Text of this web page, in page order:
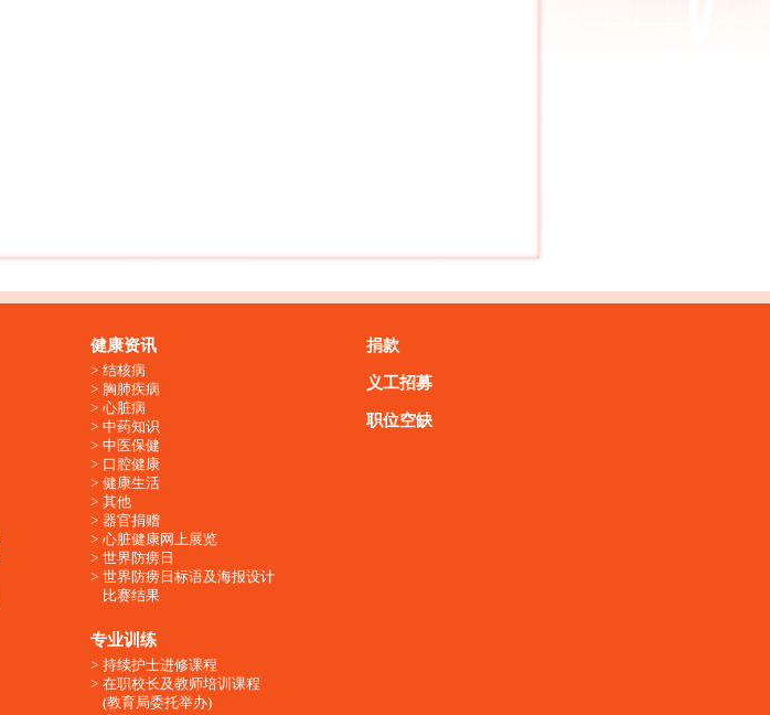
健康资讯
结核病
胸肺疾病
心脏病
中药知识
中医保健
口腔健康
健康生活
其他
器官捐赠
心脏健康网上展览
世界防痨日
世界防痨日标语及海报设计
比赛结果
专业训练
持续护士进修课程
在职校长及教师培训课程
(教育局委托举办)
捐款
义工招募
职位空缺